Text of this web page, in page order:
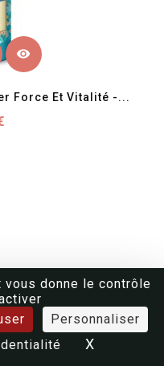
donne le contrôle
Personnaliser
X
visibility
Force Et Vitalité -...